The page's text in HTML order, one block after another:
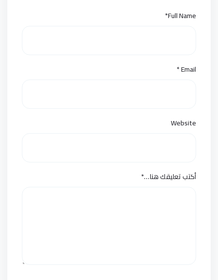
Full Name
*
Email
*
Website
أكتب تعليقك هنا…*